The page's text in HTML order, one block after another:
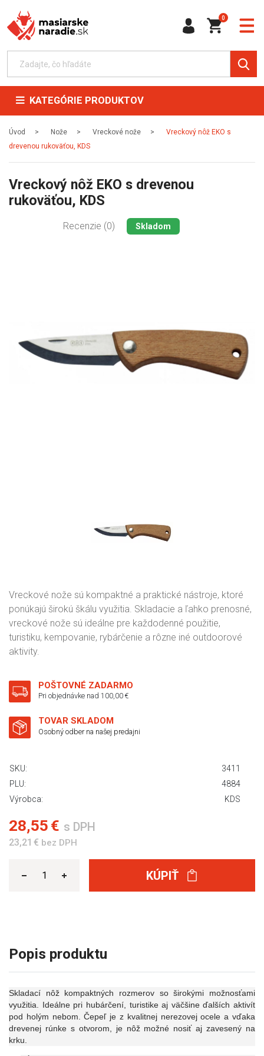
0
KATEGÓRIE PRODUKTOV
Úvod Nože Vreckové nože
Vreckový nôž EKO s
drevenou rukoväťou, KDS
Vreckový nôž EKO s drevenou
rukoväťou, KDS
Recenzie (0) Skladom
Vreckové nože sú kompaktné a praktické nástroje, ktoré
ponúkajú širokú škálu využitia. Skladacie a ľahko prenosné,
vreckové nože sú ideálne pre každodenné použitie,
turistiku, kempovanie, rybárčenie a rôzne iné outdoorové
aktivity.
POŠTOVNÉ ZADARMO
Pri objednávke nad 100,00 €
TOVAR SKLADOM
Osobný odber na našej predajni
SKU:
3411
PLU:
4884
Výrobca:
KDS
28,55 € s DPH
23,21 € bez DPH
KÚPIŤ
Popis produktu
Skladací nôž kompaktných rozmerov so širokými možnosťami
využitia. Ideálne pri hubárčení, turistike aj väčšine ďalších aktivít
pod holým nebom. Čepeľ je z kvalitnej nerezovej ocele a vďaka
drevenej rúnke s otvorom, je nôž možné nosiť aj zavesený na
krku.